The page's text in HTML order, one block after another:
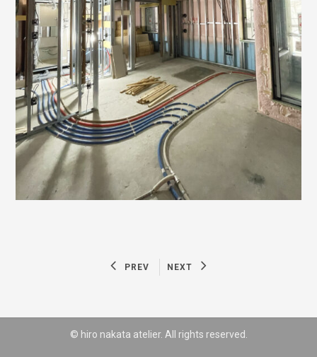
PREV NEXT
© hiro nakata atelier. All rights reserved.